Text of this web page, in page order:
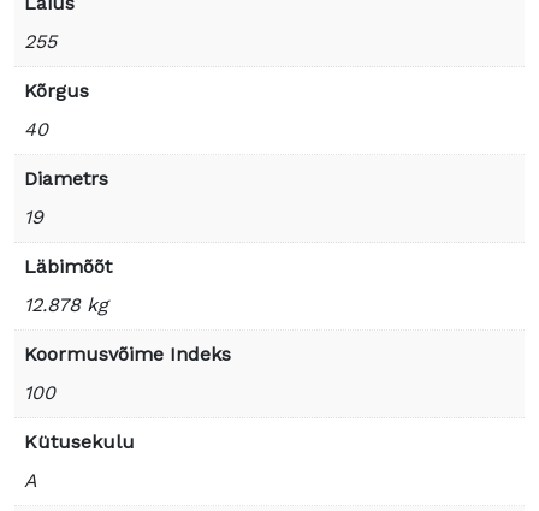
255
Kõrgus
40
Diametrs
19
Läbimõõt
12.878 kg
Koormusvõime Indeks
100
Kütusekulu
A